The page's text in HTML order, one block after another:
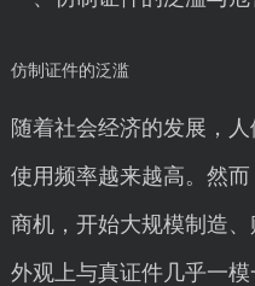
仿制证件的泛滥
随着社会经济的发展，
使用频率越来越高。然
商机，开始大规模制造
外观上与真证件几乎一模